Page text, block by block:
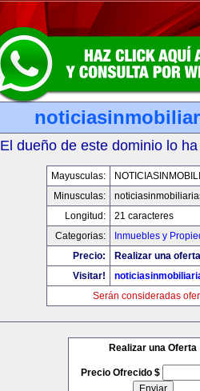
El dueño de este dominio lo
Mayusculas:
Minusculas:
Longitud:
21 caracteres
Categorias:
Inmuebles y
Precio:
Realizar una
Visitar!
Serán consideradas
Realizar una Oferta
Precio Ofrecido $